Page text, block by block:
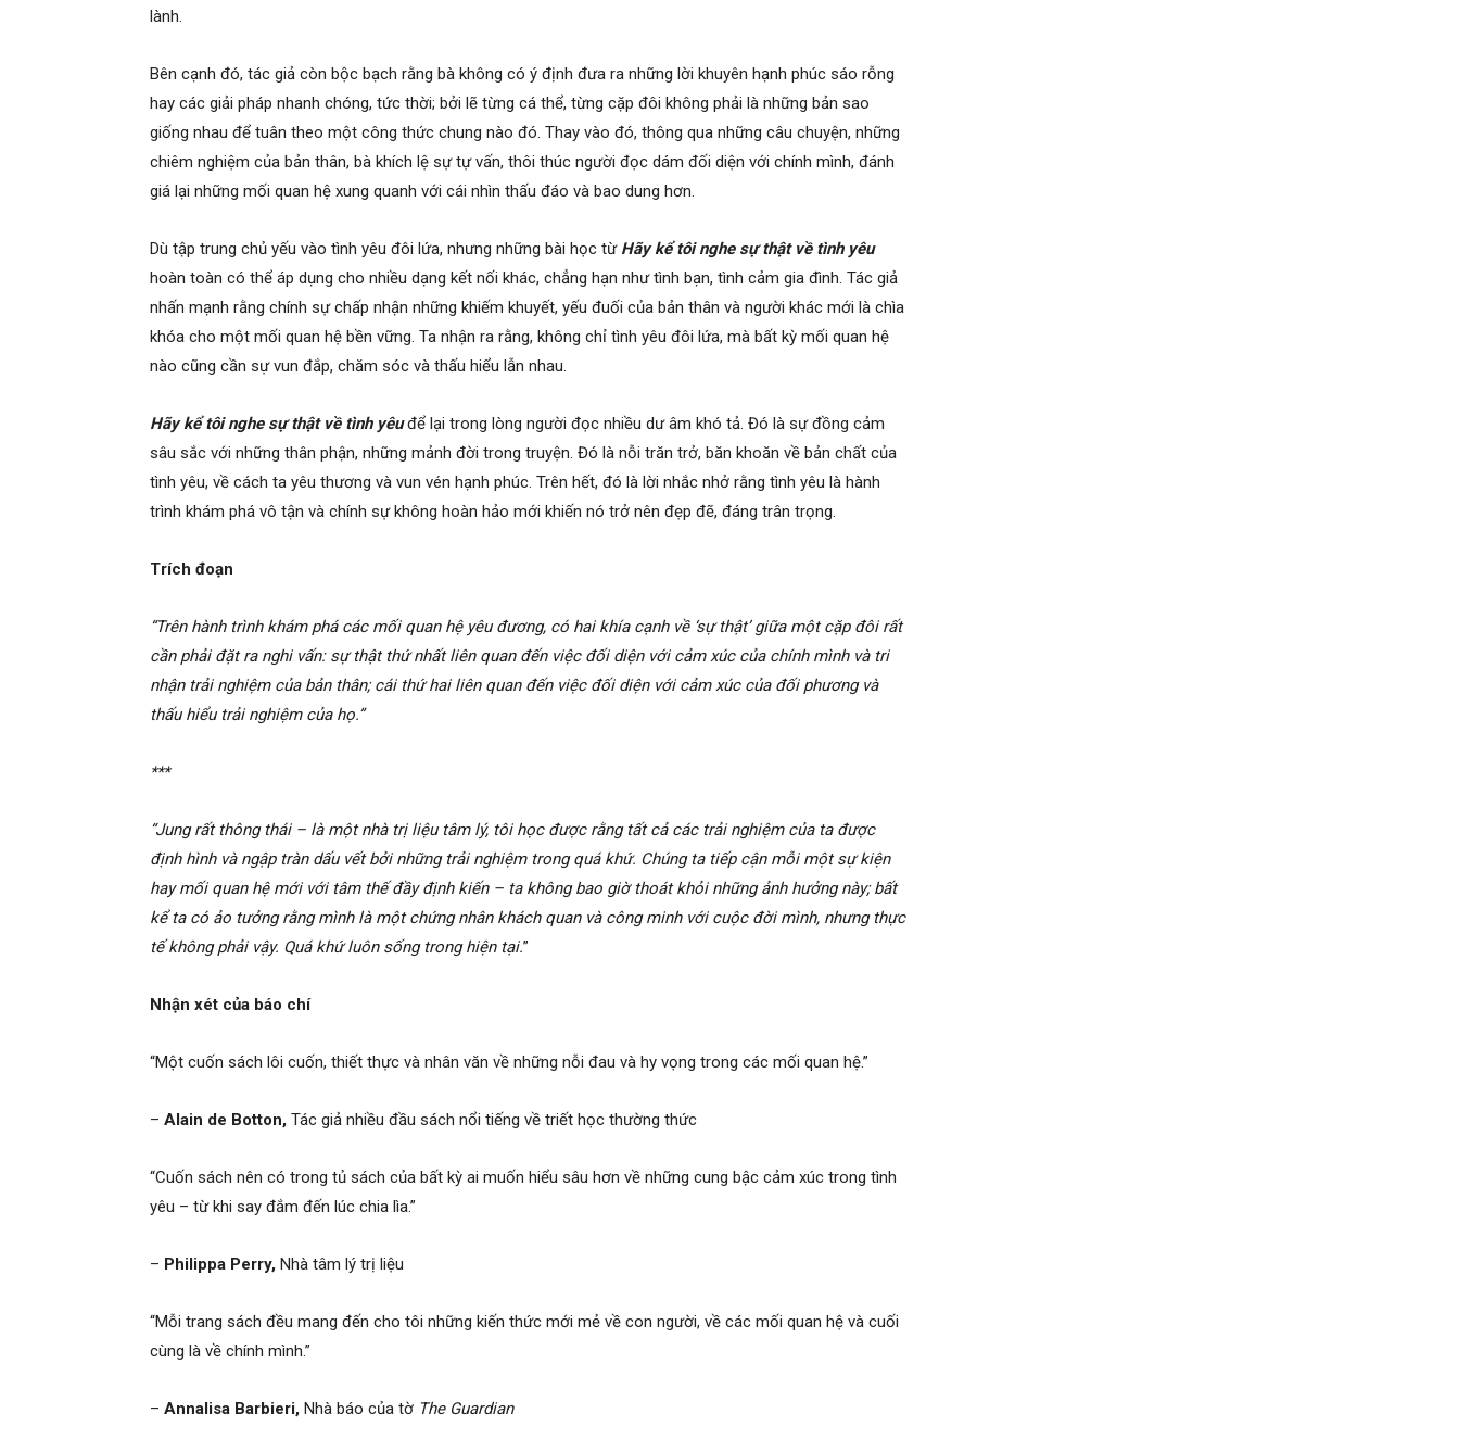
lành.
Bên cạnh đó, tác giả còn bộc bạch rằng bà không có ý định đưa ra những lời khuyên hạnh phúc sáo rỗng
hay các giải pháp nhanh chóng, tức thời; bởi lẽ từng cá thể, từng cặp đôi không phải là những bản sao
giống nhau để tuân theo một công thức chung nào đó. Thay vào đó, thông qua những câu chuyện, những
chiêm nghiệm của bản thân, bà khích lệ sự tự vấn, thôi thúc người đọc dám đối diện với chính mình, đánh
giá lại những mối quan hệ xung quanh với cái nhìn thấu đáo và bao dung hơn.
Dù tập trung chủ yếu vào tình yêu đôi lứa, nhưng những bài học từ Hãy kể tôi nghe sự thật về tình yêu
hoàn toàn có thể áp dụng cho nhiều dạng kết nối khác, chẳng hạn như tình bạn, tình cảm gia đình. Tác giả
nhấn mạnh rằng chính sự chấp nhận những khiếm khuyết, yếu đuối của bản thân và người khác mới là chìa
khóa cho một mối quan hệ bền vững. Ta nhận ra rằng, không chỉ tình yêu đôi lứa, mà bất kỳ mối quan hệ
nào cũng cần sự vun đắp, chăm sóc và thấu hiểu lẫn nhau.
Hãy kể tôi nghe sự thật về tình yêuđể lại trong lòng người đọc nhiều dư âm khó tả. Đó là sự đồng cảm
sâu sắc với những thân phận, những mảnh đời trong truyện. Đó là nỗi trăn trở, băn khoăn về bản chất của
tình yêu, về cách ta yêu thương và vun vén hạnh phúc. Trên hết, đó là lời nhắc nhở rằng tình yêu là hành
trình khám phá vô tận và chính sự không hoàn hảo mới khiến nó trở nên đẹp đẽ, đáng trân trọng.
Trích đoạn
“Trên hành trình khám phá các mối quan hệ yêu đương, có hai khía cạnh về ‘sự thật’ giữa một cặp đôi rất
cần phải đặt ra nghi vấn: sự thật thứ nhất liên quan đến việc đối diện với cảm xúc của chính mình và tri
nhận trải nghiệm của bản thân; cái thứ hai liên quan đến việc đối diện với cảm xúc của đối phương và
thấu hiểu trải nghiệm của họ.”
***
“Jung rất thông thái – là một nhà trị liệu tâm lý, tôi học được rằng tất cả các trải nghiệm của ta được
định hình và ngập tràn dấu vết bởi những trải nghiệm trong quá khứ. Chúng ta tiếp cận mỗi một sự kiện
hay mối quan hệ mới với tâm thế đầy định kiến – ta không bao giờ thoát khỏi những ảnh hưởng này; bất
kể ta có ảo tưởng rằng mình là một chứng nhân khách quan và công minh với cuộc đời mình, nhưng thực
tế không phải vậy. Quá khứ luôn sống trong hiện tại.”
Nhận xét của báo chí
“Một cuốn sách lôi cuốn, thiết thực và nhân văn về những nỗi đau và hy vọng trong các mối quan hệ.”
– Alain de Botton, Tác giả nhiều đầu sách nổi tiếng về triết học thường thức
“Cuốn sách nên có trong tủ sách của bất kỳ ai muốn hiểu sâu hơn về những cung bậc cảm xúc trong tình
yêu – từ khi say đắm đến lúc chia lìa.”
– Philippa Perry, Nhà tâm lý trị liệu
“Mỗi trang sách đều mang đến cho tôi những kiến thức mới mẻ về con người, về các mối quan hệ và cuối
cùng là về chính mình.”
– Annalisa Barbieri, Nhà báo của tờ The Guardian